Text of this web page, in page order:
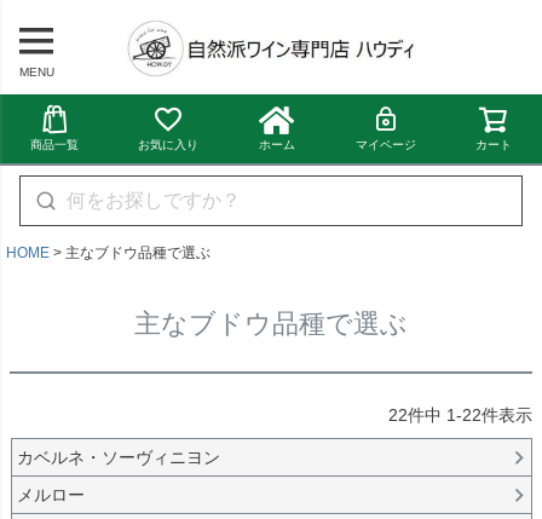
MENU
商品一覧 お気に入り ホーム マイページ カート
HOME 主なブドウ品種で選ぶ
主なブドウ品種で選ぶ
22件中 1-22件表示
カベルネ・ソーヴィニヨン
メルロー